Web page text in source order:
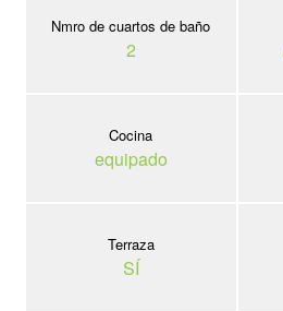
Nmro de cuartos de baño
2
Cocina
equipado
Terraza
SÍ